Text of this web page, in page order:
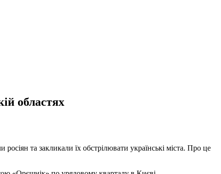
областях
та закликали їх обстрілювати українські міста. Про це